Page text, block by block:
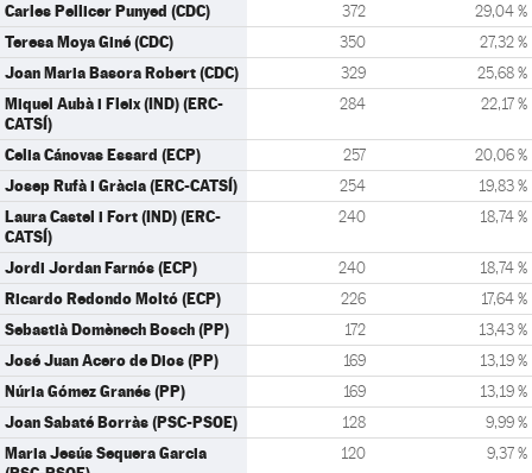
Carles Pellicer Punyed (CDC) 372 29,04 %
Teresa Moya Giné (CDC) 350 27,32 %
Joan Maria Basora Robert (CDC) 329 25,68 %
Miquel Aubà i Fleix (IND) (ERC-
CATSÍ)
284 22,17 %
Celia Cánovas Essard (ECP) 257 20,06 %
Josep Rufà i Gràcia (ERC-CATSÍ) 254 19,83 %
Laura Castel i Fort (IND) (ERC-
CATSÍ)
240 18,74 %
Jordi Jordan Farnós (ECP) 240 18,74 %
Ricardo Redondo Moltó (ECP) 226 17,64 %
Sebastià Domènech Bosch (PP) 172 13,43 %
José Juan Acero de Dios (PP) 169 13,19 %
Núria Gómez Granés (PP) 169 13,19 %
Joan Sabaté Borràs (PSC-PSOE) 128 9,99 %
Maria Jesús Sequera Garcia
120 9,37 %